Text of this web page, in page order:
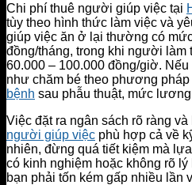
Chi phí thuê người giúp việc tại
tùy theo hình thức làm việc và
giúp việc ăn ở lại thường có
đồng/tháng, trong khi người làm
60.000 – 100.000 đồng/giờ.
như chăm bé theo phương
bệnh sau phẫu thuật, mức
Việc đặt ra ngân sách rõ ràng
người giúp việc phù hợp cả về
nhiên, đừng quá tiết kiệm mà
có kinh nghiệm hoặc không rõ
bạn phải tốn kém gấp nhiều lần